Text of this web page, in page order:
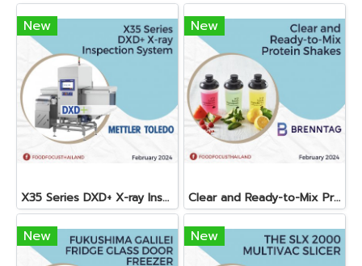
New
X35 Series DXD+ X-ray Inspection System
New
Clear and Ready-to-Mix Protein Shakes
New New